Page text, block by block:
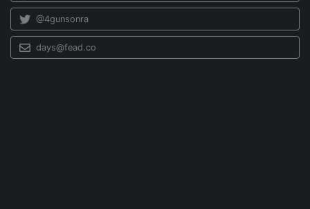
@4gunsonra
days@fead.co